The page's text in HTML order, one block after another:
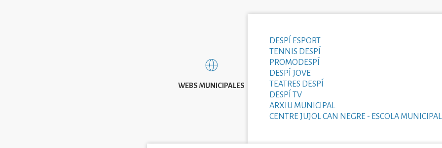
WEBS MUNICIPALES
DESPÍ ESPORT
TENNIS DESPÍ
PROMODESPÍ
DESPÍ JOVE
TEATRES DESPÍ
DESPÍ TV
ARXIU MUNICIPAL
CENTRE JUJOL CAN NEGRE - ESCOLA